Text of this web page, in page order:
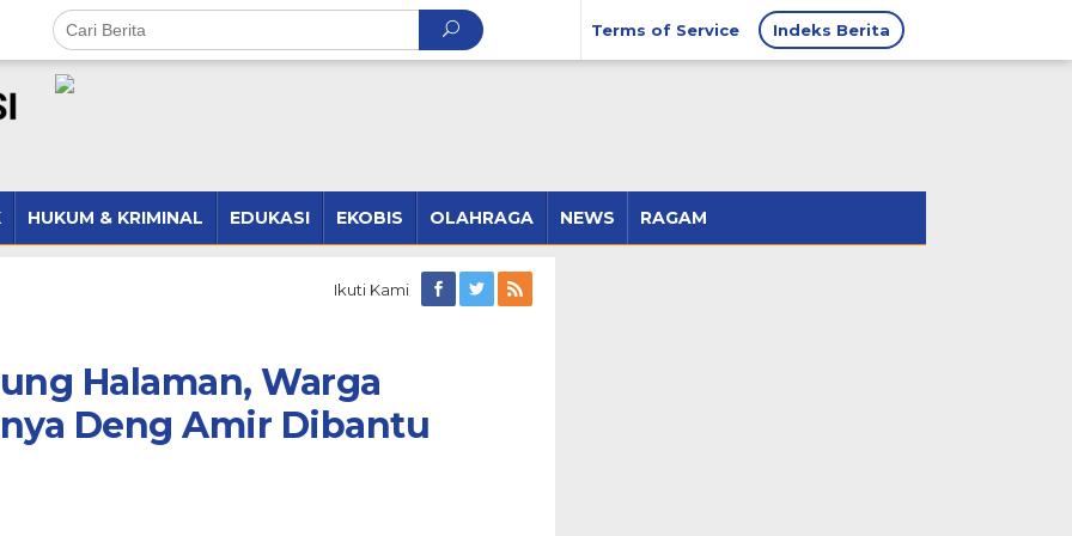
Terms of Service Indeks Berita
HUKUM & KRIMINAL EDUKASI EKOBIS OLAHRAGA NEWS RAGAM
Ikuti Kami
Halaman, Warga
Deng Amir Dibantu